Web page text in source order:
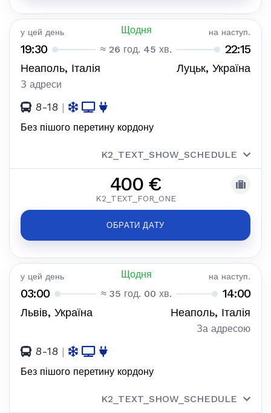
у цей день Щодня на наступ.
19:30 ≈ 26 год. 45 хв. 22:15
Неаполь, Італія Луцьк, Україна
З адреси
8-18 |
Без пішого перетину кордону
K2_TEXT_SHOW_SCHEDULE
400 €
K2_TEXT_FOR_ONE
ОБРАТИ ДАТУ
у цей день Щодня на наступ.
03:00 ≈ 35 год. 00 хв. 14:00
Львів, Україна Неаполь, Італія
За адресою
8-18 |
Без пішого перетину кордону
K2_TEXT_SHOW_SCHEDULE